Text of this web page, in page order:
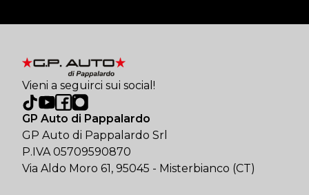
Vieni a seguirci sui social!
GP Auto di Pappalardo
GP Auto di Pappalardo Srl
P.IVA 05709590870
Via Aldo Moro 61, 95045 - Misterbianco (CT)